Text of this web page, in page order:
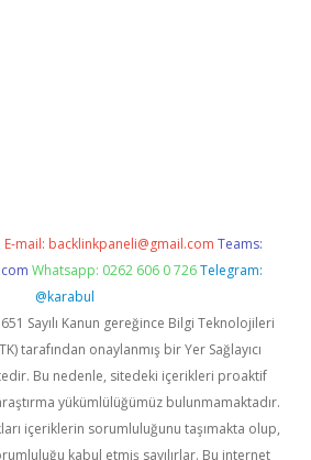
E-mail: backlinkpaneli@gmail.com Teams:
Whatsapp: 0262 606 0 726 Telegram:
@karabul
Sayılı Kanun gereğince Bilgi Teknolojileri
tarafından onaylanmış bir Yer Sağlayıcı
Bu nedenle, sitedeki içerikleri proaktif
yükümlülüğümüz bulunmamaktadır.
içeriklerin sorumluluğunu taşımakta olup,
kabul etmiş sayılırlar. Bu internet